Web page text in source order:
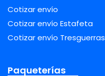
Cotizar envío
Cotizar envío Estafeta
Cotizar envío Tresguerras
Paqueterías